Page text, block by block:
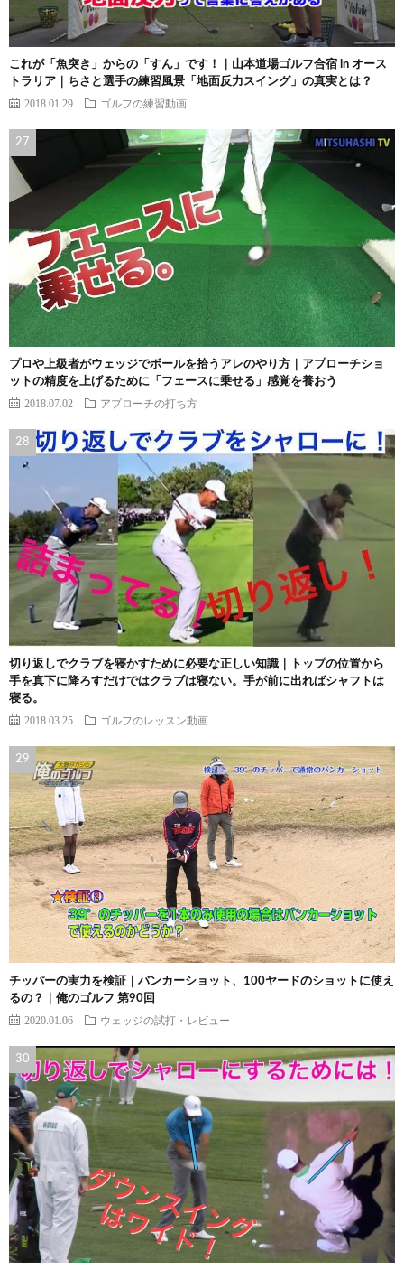
これが「魚突き」からの「すん」です！｜山本道場ゴルフ合宿 in オース
トラリア｜ちさと選手の練習風景「地面反力スイング」の真実とは？
2018.01.29 ゴルフの練習動画
プロや上級者がウェッジでボールを拾うアレのやり方｜アプローチショ
ットの精度を上げるために「フェースに乗せる」感覚を養おう
2018.07.02 アプローチの打ち方
切り返しでクラブを寝かすために必要な正しい知識｜トップの位置から
手を真下に降ろすだけではクラブは寝ない。手が前に出ればシャフトは
寝る。
2018.03.25 ゴルフのレッスン動画
チッパーの実力を検証｜バンカーショット、100ヤードのショットに使え
るの？｜俺のゴルフ 第90回
2020.01.06 ウェッジの試打・レビュー